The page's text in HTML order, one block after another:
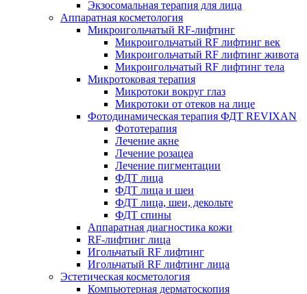
Экзосомальная терапия для лица
Аппаратная косметология
Микроигольчатый RF-лифтинг
Микроигольчатый RF лифтинг век
Микроигольчатый RF лифтинг живота
Микроигольчатый RF лифтинг тела
Микротоковая терапия
Микротоки вокруг глаз
Микротоки от отеков на лице
Фотодинамическая терапия ФДТ REVIXAN
Фототерапия
Лечение акне
Лечение розацеа
Лечение пигментации
ФДТ лица
ФДТ лица и шеи
ФДТ лица, шеи, декольте
ФДТ спины
Аппаратная диагностика кожи
RF-лифтинг лица
Игольчатый RF лифтинг
Игольчатый RF лифтинг лица
Эстетическая косметология
Компьютерная дерматоскопия